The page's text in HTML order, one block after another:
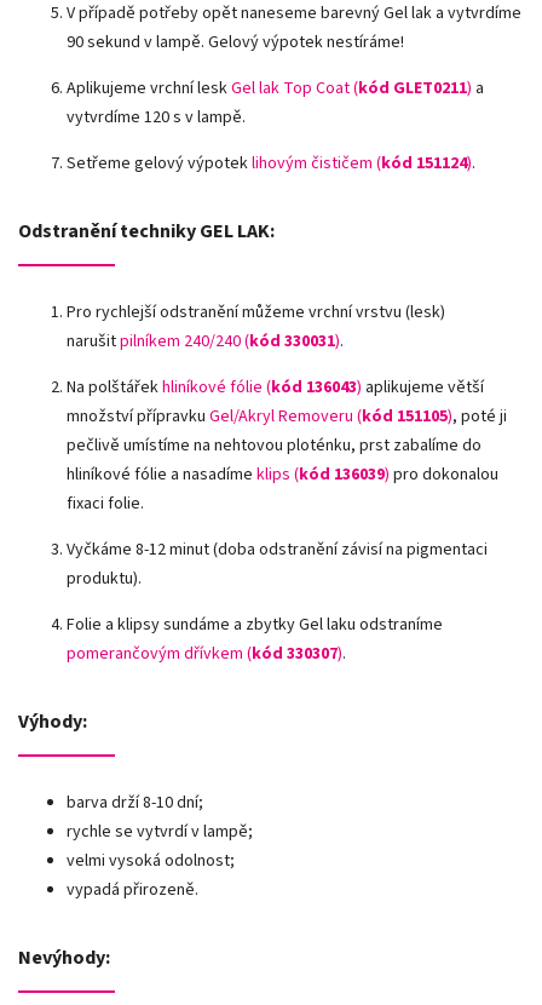
V případě potřeby opět naneseme barevný Gel lak a vytvrdíme
90 sekund v lampě. Gelový výpotek nestíráme!
Aplikujeme vrchní leskGel lak Top Coat (kód GLET0211) a
vytvrdíme 120 s v lampě.
Setřeme gelový výpoteklihovým čističem (kód 151124).
Odstranění techniky GEL LAK:
Pro rychlejší odstranění můžeme vrchní vrstvu (lesk)
narušitpilníkem 240/240 (kód 330031).
Na polštářekhliníkové fólie (kód 136043) aplikujeme větší
množství přípravku Gel/Akryl Removeru (kód 151105), poté ji
pečlivě umístíme na nehtovou ploténku, prst zabalíme do
hliníkové fólie a nasadíme klips (kód 136039) pro dokonalou
fixaci folie.
Vyčkáme 8-12 minut (doba odstranění závisí na pigmentaci
produktu).
Folie a klipsy sundáme a zbytky Gel laku odstraníme
pomerančovým dřívkem (kód 330307).
Výhody:
barva drží 8-10 dní;
rychle se vytvrdí v lampě;
velmi vysoká odolnost;
vypadá přirozeně.
Nevýhody: